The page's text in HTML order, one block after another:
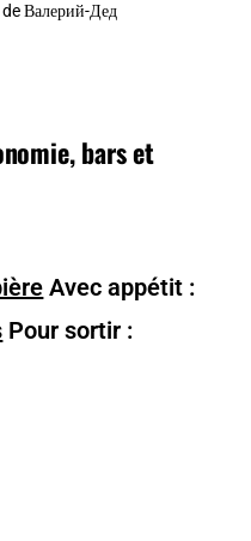
Валерий-Дед
bars et
Avec appétit :
Pour sortir :